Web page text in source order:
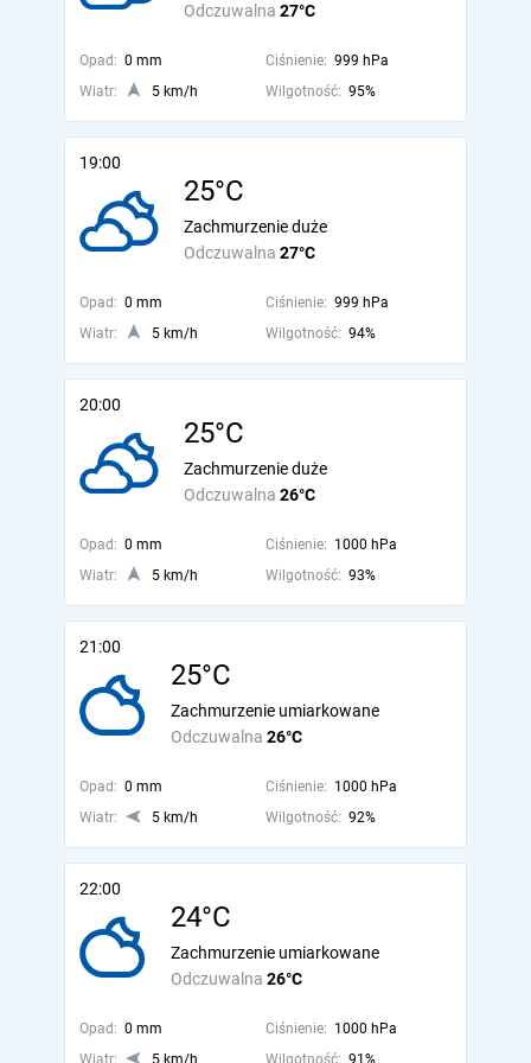
Odczuwalna 27°C
Opad: 0 mm Ciśnienie: 999 hPa
Wiatr:
5 km/h Wilgotność: 95%
19:00
25°C
Odczuwalna 27°C
Zachmurzenie duże
Opad: 0 mm Ciśnienie: 999 hPa
Wiatr:
5 km/h Wilgotność: 94%
20:00
25°C
Odczuwalna 26°C
Zachmurzenie duże
Opad: 0 mm Ciśnienie: 1000 hPa
Wiatr:
5 km/h Wilgotność: 93%
21:00
25°C
Odczuwalna 26°C
Zachmurzenie umiarkowane
Opad: 0 mm Ciśnienie: 1000 hPa
Wiatr:
5 km/h Wilgotność: 92%
22:00
24°C
Odczuwalna 26°C
Zachmurzenie umiarkowane
Opad: 0 mm Ciśnienie: 1000 hPa
Wiatr:
5 km/h Wilgotność: 91%